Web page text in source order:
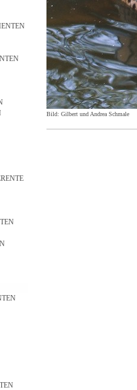
Bild: Gilbert und Andrea Schmale